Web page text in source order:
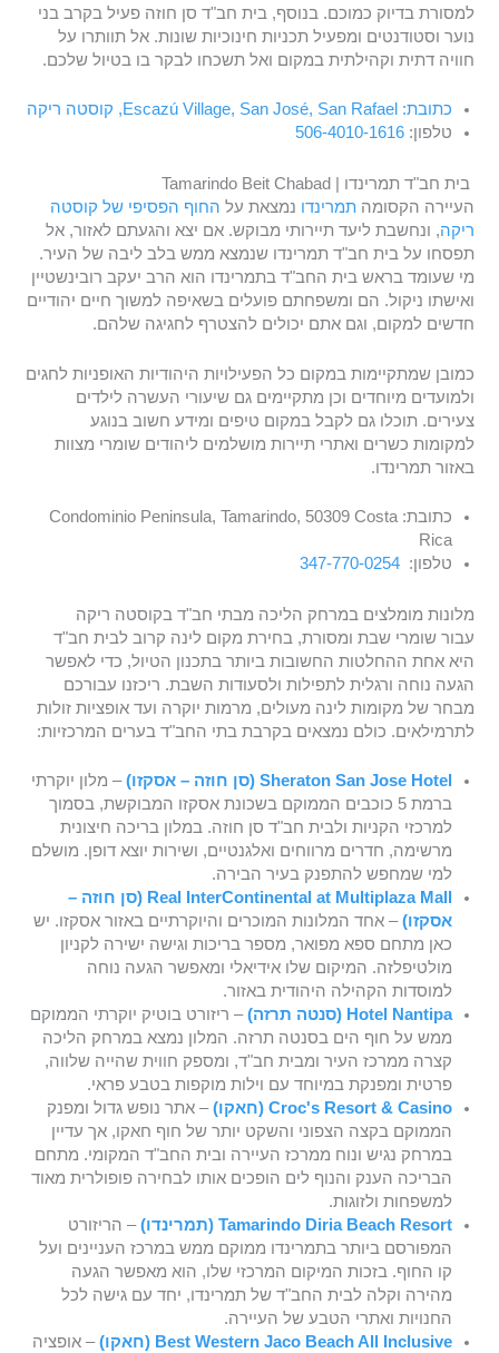
למסורת בדיוק כמוכם. בנוסף, בית חב"ד סן חוזה פעיל בקרב בני
נוער וסטודנטים ומפעיל תכניות חינוכיות שונות. אל תוותרו על
חוויה דתית וקהילתית במקום ואל תשכחו לבקר בו בטיול שלכם.
כתובת: Escazú Village, San José, San Rafael, קוסטה ריקה
טלפון:506-4010-1616
בית חב"ד תמרינדו | Tamarindo Beit Chabad
העיירה הקסומהתמרינדו נמצאת על החוף הפסיפי של קוסטה
ריקה, ונחשבת ליעד תיירותי מבוקש. אם יצא והגעתם לאזור, אל
תפסחו על בית חב"ד תמרינדו שנמצא ממש בלב ליבה של העיר.
מי שעומד בראש בית החב"ד בתמרינדו הוא הרב יעקב רובינשטיין
ואישתו ניקול. הם ומשפחתם פועלים בשאיפה למשוך חיים יהודיים
חדשים למקום, וגם אתם יכולים להצטרף לחגיגה שלהם.
כמובן שמתקיימות במקום כל הפעילויות היהודיות האופניות לחגים
ולמועדים מיוחדים וכן מתקיימים גם שיעורי העשרה לילדים
צעירים. תוכלו גם לקבל במקום טיפים ומידע חשוב בנוגע
למקומות כשרים ואתרי תיירות מושלמים ליהודים שומרי מצוות
באזור תמרינדו.
כתובת: Condominio Peninsula, Tamarindo, 50309 Costa
Rica
טלפון:347-770-0254
מלונות מומלצים במרחק הליכה מבתי חב"ד בקוסטה ריקה
עבור שומרי שבת ומסורת, בחירת מקום לינה קרוב לבית חב"ד
היא אחת ההחלטות החשובות ביותר בתכנון הטיול, כדי לאפשר
הגעה נוחה ורגלית לתפילות ולסעודות השבת. ריכזנו עבורכם
מבחר של מקומות לינה מעולים, מרמות יוקרה ועד אופציות זולות
לתרמילאים. כולם נמצאים בקרבת בתי החב"ד בערים המרכזיות:
Sheraton San Jose Hotel (סן חוזה – אסקזו)
– מלון יוקרתי
ברמת 5 כוכבים הממוקם בשכונת אסקזו המבוקשת, בסמוך
למרכזי הקניות ולבית חב"ד סן חוזה. במלון בריכה חיצונית
מרשימה, חדרים מרווחים ואלגנטיים, ושירות יוצא דופן. מושלם
למי שמחפש להתפנק בעיר הבירה.
Real InterContinental at Multiplaza Mall (סן חוזה –
אסקזו)– אחד המלונות המוכרים והיוקרתיים באזור אסקזו. יש
כאן מתחם ספא מפואר, מספר בריכות וגישה ישירה לקניון
מולטיפלזה. המיקום שלו אידיאלי ומאפשר הגעה נוחה
למוסדות הקהילה היהודית באזור.
Hotel Nantipa (סנטה תרזה)
– ריזורט בוטיק יוקרתי הממוקם
ממש על חוף הים בסנטה תרזה. המלון נמצא במרחק הליכה
קצרה ממרכז העיר ומבית חב"ד, ומספק חווית שהייה שלווה,
פרטית ומפנקת במיוחד עם וילות מוקפות בטבע פראי.
Croc's Resort & Casino (חאקו)
– אתר נופש גדול ומפנק
הממוקם בקצה הצפוני והשקט יותר של חוף חאקו, אך עדיין
במרחק נגיש ונוח ממרכז העיירה ובית החב"ד המקומי. מתחם
הבריכה הענק והנוף לים הופכים אותו לבחירה פופולרית מאוד
למשפחות ולזוגות.
Tamarindo Diria Beach Resort (תמרינדו)
– הריזורט
המפורסם ביותר בתמרינדו ממוקם ממש במרכז העניינים ועל
קו החוף. בזכות המיקום המרכזי שלו, הוא מאפשר הגעה
מהירה וקלה לבית החב"ד של תמרינדו, יחד עם גישה לכל
החנויות ואתרי הטבע של העיירה.
Best Western Jaco Beach All Inclusive (חאקו)
– אופציה